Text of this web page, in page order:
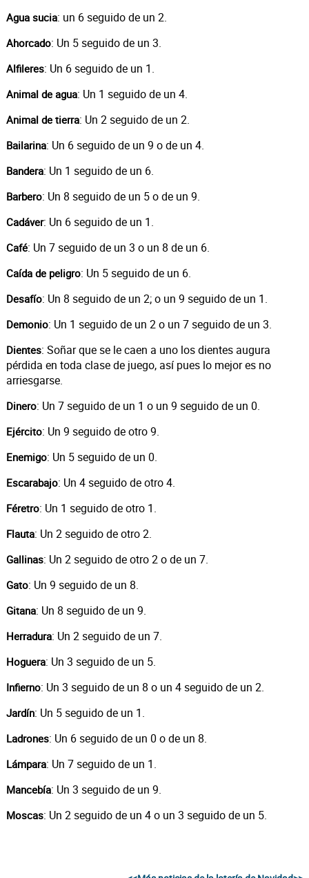
Agua sucia: un 6 seguido de un 2.
Ahorcado: Un 5 seguido de un 3.
Alfileres: Un 6 seguido de un 1.
Animal de agua: Un 1 seguido de un 4.
Animal de tierra: Un 2 seguido de un 2.
Bailarina: Un 6 seguido de un 9 o de un 4.
Bandera: Un 1 seguido de un 6.
Barbero: Un 8 seguido de un 5 o de un 9.
Cadáver: Un 6 seguido de un 1.
Café: Un 7 seguido de un 3 o un 8 de un 6.
Caída de peligro: Un 5 seguido de un 6.
Desafío: Un 8 seguido de un 2; o un 9 seguido de un 1.
Demonio: Un 1 seguido de un 2 o un 7 seguido de un 3.
Dientes: Soñar que se le caen a uno los dientes augura
pérdida en toda clase de juego, así pues lo mejor es no
arriesgarse.
Dinero: Un 7 seguido de un 1 o un 9 seguido de un 0.
Ejército: Un 9 seguido de otro 9.
Enemigo: Un 5 seguido de un 0.
Escarabajo: Un 4 seguido de otro 4.
Féretro: Un 1 seguido de otro 1.
Flauta: Un 2 seguido de otro 2.
Gallinas: Un 2 seguido de otro 2 o de un 7.
Gato: Un 9 seguido de un 8.
Gitana: Un 8 seguido de un 9.
Herradura: Un 2 seguido de un 7.
Hoguera: Un 3 seguido de un 5.
Infierno: Un 3 seguido de un 8 o un 4 seguido de un 2.
Jardín: Un 5 seguido de un 1.
Ladrones: Un 6 seguido de un 0 o de un 8.
Lámpara: Un 7 seguido de un 1.
Mancebía: Un 3 seguido de un 9.
Moscas: Un 2 seguido de un 4 o un 3 seguido de un 5.